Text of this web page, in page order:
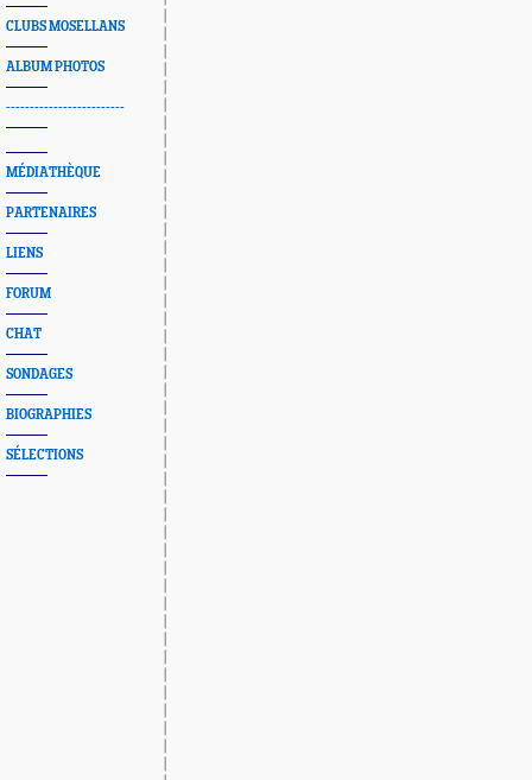
CLUBS MOSELLANS
ALBUM PHOTOS
-------------------------
MÉDIATHÈQUE
PARTENAIRES
LIENS
FORUM
CHAT
SONDAGES
BIOGRAPHIES
SÉLECTIONS